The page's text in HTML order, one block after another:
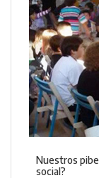
Nuestros
social?